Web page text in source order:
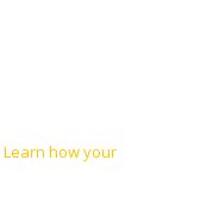
Learn how your